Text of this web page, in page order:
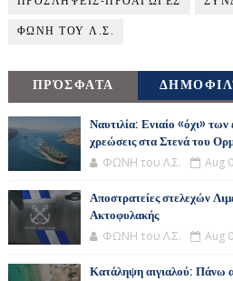
ΦΩΝΗ ΤΟΥ Λ.Σ.
ΠΡΌΣΦΑΤΑ
Ναυτιλία: Ενιαίο «όχι»
χρεώσεις στα Στενά του
ΦΩΝΗ του Λ.Σ. Aug
Αποστρατείες στελεχών
Ακτοφυλακής
ΦΩΝΗ του Λ.Σ. Aug
Κατάληψη αιγιαλού: Πάνω